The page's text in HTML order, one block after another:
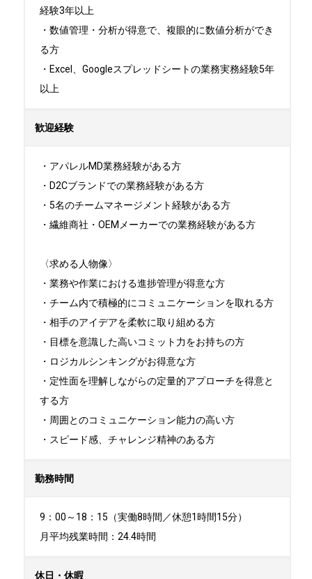
経験3年以上
・数値管理・分析が得意で、複眼的に数値分析ができ
る方
・Excel、Googleスプレッドシートの業務実務経験5年
以上
歓迎経験
・アパレルMD業務経験がある方
・D2Cブランドでの業務経験がある方
・5名のチームマネージメント経験がある方
・繊維商社・OEMメーカーでの業務経験がある方
〈求める人物像〉
・業務や作業における進捗管理が得意な方
・チーム内で積極的にコミュニケーションを取れる方
・相手のアイデアを柔軟に取り組める方
・目標を意識した高いコミット力をお持ちの方
・ロジカルシンキングがお得意な方
・定性面を理解しながらの定量的アプローチを得意と
する方
・周囲とのコミュニケーション能力の高い方
・スピード感、チャレンジ精神のある方
勤務時間
9：00～18：15（実働8時間／休憩1時間15分）
月平均残業時間：24.4時間
休日・休暇